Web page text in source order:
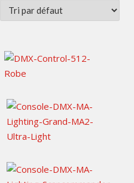
50,00€